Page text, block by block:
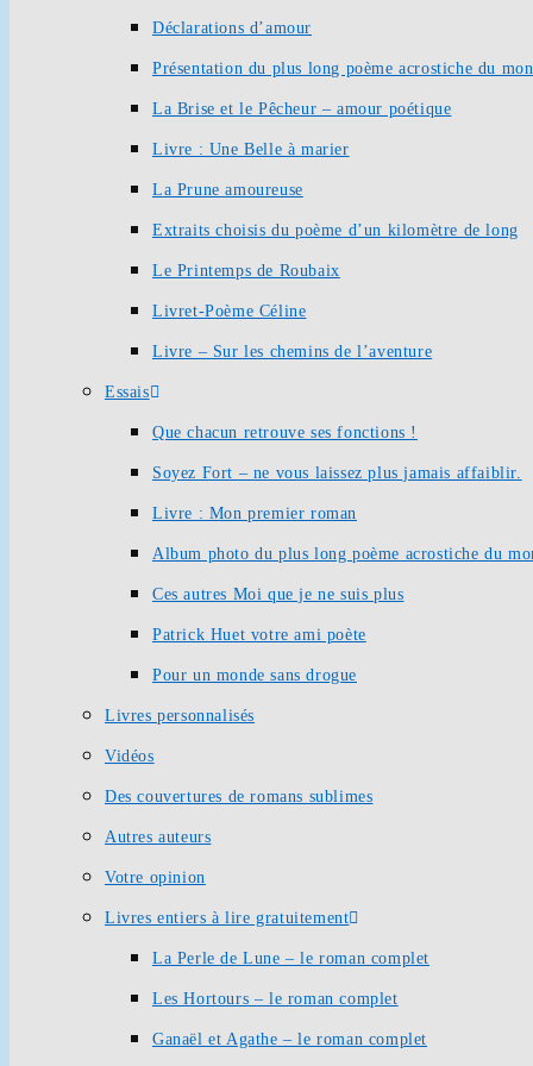
Déclarations d’amour
Présentation du plus long poème acrostiche du
La Brise et le Pêcheur – amour poétique
Livre : Une Belle à marier
La Prune amoureuse
Extraits choisis du poème d’un kilomètre de long
Le Printemps de Roubaix
Livret-Poème Céline
Livre – Sur les chemins de l’aventure
Essais
Que chacun retrouve ses fonctions !
Soyez Fort – ne vous laissez plus jamais affaiblir.
Livre : Mon premier roman
Album photo du plus long poème acrostiche du
Ces autres Moi que je ne suis plus
Patrick Huet votre ami poète
Pour un monde sans drogue
Livres personnalisés
Vidéos
Des couvertures de romans sublimes
Autres auteurs
Votre opinion
Livres entiers à lire gratuitement
La Perle de Lune – le roman complet
Les Hortours – le roman complet
Ganaël et Agathe – le roman complet